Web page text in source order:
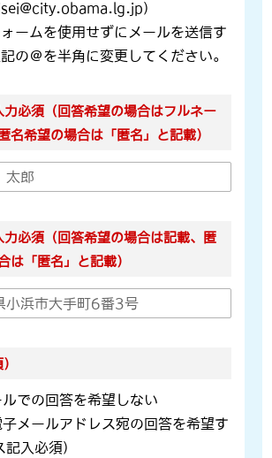
ームを使用せずにメールを送信す
の＠を半角に変更してください。
必須（回答希望の場合はフルネー
名希望の場合は「匿名」と記載）
必須（回答希望の場合は記載、匿
は「匿名」と記載）
での回答を希望しない
メールアドレス宛の回答を希望す
記入必須)